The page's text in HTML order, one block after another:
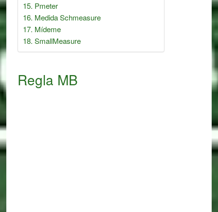
Pmeter
Medida Schmeasure
Mídeme
SmallMeasure
Regla MB